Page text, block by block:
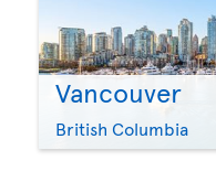
Vancouver
British Columbia